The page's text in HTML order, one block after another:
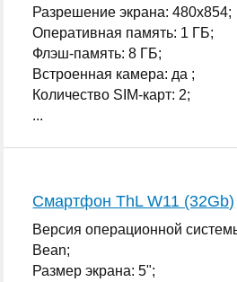
Разрешение экрана: 480x854;
Оперативная память: 1 ГБ;
Флэш-память: 8 ГБ;
Встроенная камера: да ;
Количество SIM-карт: 2;
...
Смартфон ThL W11 (32Gb)
Версия операционной
Bean;
Размер экрана: 5";